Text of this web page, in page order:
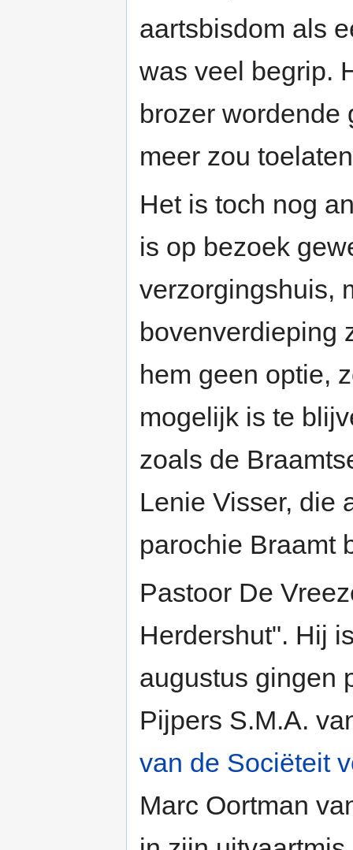
aartsbisdom als
was veel begrip.
brozer wordende
meer zou
Het is toch nog
is op bezoek
verzorgingshuis,
bovenverdieping
hem geen optie,
mogelijk is te
zoals de
Lenie Visser, die
parochie Braamt
Pastoor De
Herdershut". Hij
augustus gingen
Pijpers S.M.A.
van de Sociëteit
Marc Oortman